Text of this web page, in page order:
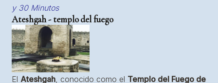
y 30 Minutos
Ateshgah - templo del fuego
El Ateshgah , conocido como el Templo del Fuego de